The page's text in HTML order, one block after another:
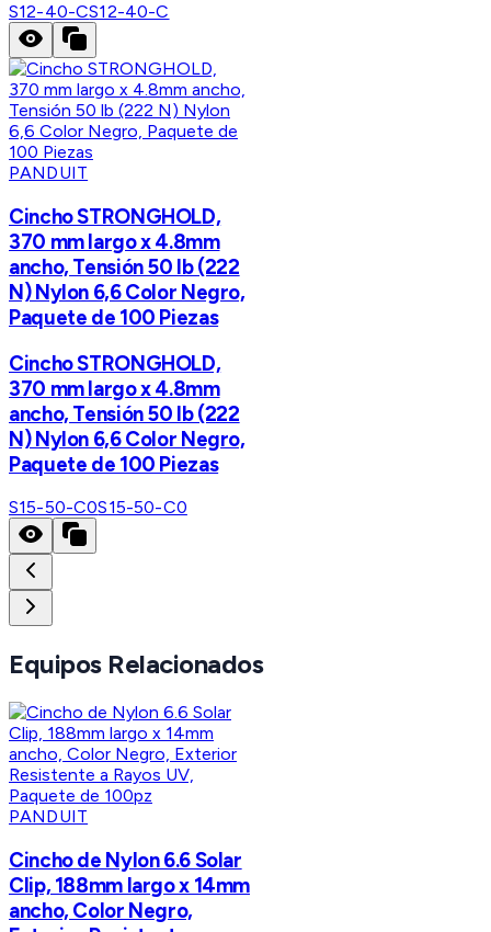
S12-40-CS12-40-C
PANDUIT
Cincho STRONGHOLD,
370 mm largo x 4.8mm
ancho, Tensión 50 lb (222
N) Nylon 6,6 Color Negro,
Paquete de 100 Piezas
Cincho STRONGHOLD,
370 mm largo x 4.8mm
ancho, Tensión 50 lb (222
N) Nylon 6,6 Color Negro,
Paquete de 100 Piezas
S15-50-C0S15-50-C0
Equipos Relacionados
PANDUIT
Cincho de Nylon 6.6 Solar
Clip, 188mm largo x 14mm
ancho, Color Negro,